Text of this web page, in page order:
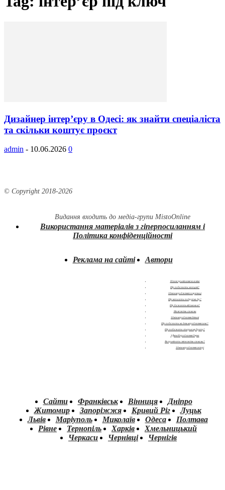
Дизайнер інтер’єру в Одесі: як знайти спеціаліста
та скільки коштує проєкт
admin - 10.06.2026 0
© Copyright 2018-2026
Видання входить до медіа-групи MistoOnline
Використання матеріалів з гіперпосиланням і
Політика конфіденційності
Реклама на сайті Автори
Ніжне привітання чоловіка
Що побажати хлопцеві?
З днем народження похресниці
Що написати подрузі на др?
Що бажають військовим?
Мамі своїми словами
З днем народження дівчині
Що побажати на день народження сина?
Що побажати старшому брату?
З Днем Народження Онука
Як привітати зятя своїми словами?
З днем народження сестрі
Сайти Франківськ Вінниця
Дніпро
Житомир
Запоріжжя Кривий Ріг
Луцьк
Львів
Маріуполь Миколаїв Одеса
Полтава
Рівне
Тернопіль Харків
Хмельницький
Черкаси
Чернівці Чернігів